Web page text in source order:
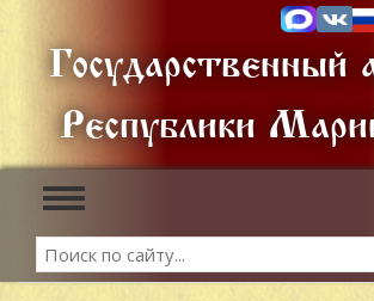
основному
содержанию
Государственный
Республики
Toggle
navigation
Search
Search